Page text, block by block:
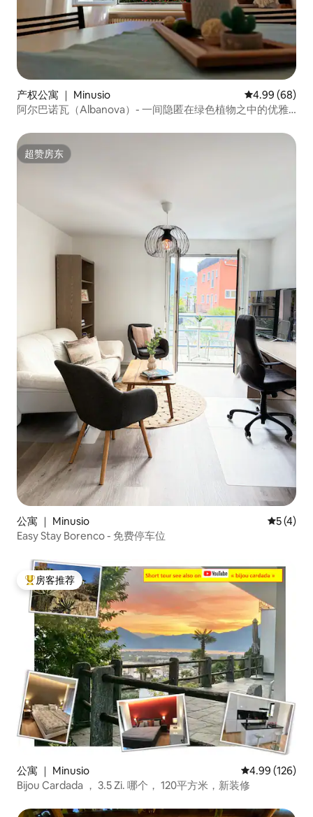
产权公寓 ｜ Minusio 平均评分 4.99
4.99 (68)
阿尔巴诺瓦（Albanova）- 一间隐匿在绿色植物之中的优雅
超赞房东
超赞房东
公寓 ｜ Minusio 平均评分
5 (4)
Easy Stay Borenco - 免费停车位
热门「房客推荐」
房客推荐
公寓 ｜ Minusio 平均评分 4.99
4.99 (126)
Bijou Cardada ， 3.5 Zi. 哪个， 120平方米，新装修